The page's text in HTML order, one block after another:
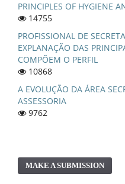
PRINCIPLES OF HYGIENE
14755
PROFISSIONAL DE
EXPLANAÇÃO DAS
COMPÕEM O PERFIL
10868
A EVOLUÇÃO DA ÁREA
ASSESSORIA
9762
MAKE A SUBMISSION